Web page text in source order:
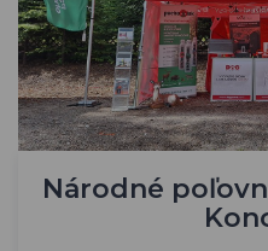
Národné